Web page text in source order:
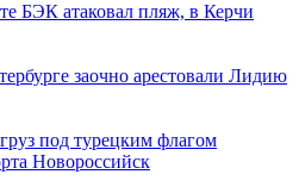
БЭК атаковал пляж, в Керчи
заочно арестовали Лидию
под турецким флагом
Новороссийск